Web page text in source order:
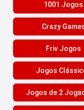
1001 Jogos
Crazy
Friv Jogos
Jogos
Jogos de 2